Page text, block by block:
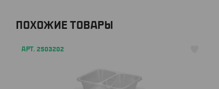
ПОХОЖИЕ ТОВАРЫ
АРТ. 2503202